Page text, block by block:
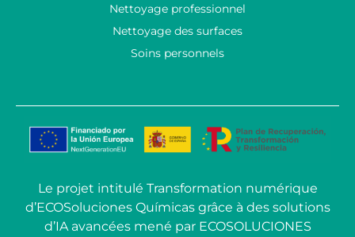
Nettoyage professionnel
Nettoyage des surfaces
Soins personnels
Le projet intitulé Transformation numérique
d’ECOSoluciones Químicas grâce à des solutions
d’IA avancées mené par ECOSOLUCIONES